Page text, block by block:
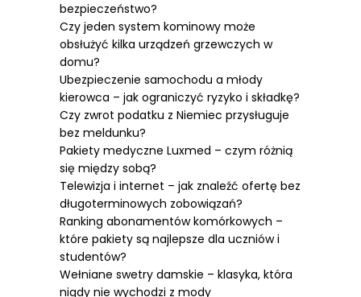
bezpieczeństwo?
Czy jeden system kominowy może
obsłużyć kilka urządzeń grzewczych w
domu?
Ubezpieczenie samochodu a młody
kierowca – jak ograniczyć ryzyko i składkę?
Czy zwrot podatku z Niemiec przysługuje
bez meldunku?
Pakiety medyczne Luxmed – czym różnią
się między sobą?
Telewizja i internet – jak znaleźć ofertę bez
długoterminowych zobowiązań?
Ranking abonamentów komórkowych –
które pakiety są najlepsze dla uczniów i
studentów?
Wełniane swetry damskie – klasyka, która
nigdy nie wychodzi z mody